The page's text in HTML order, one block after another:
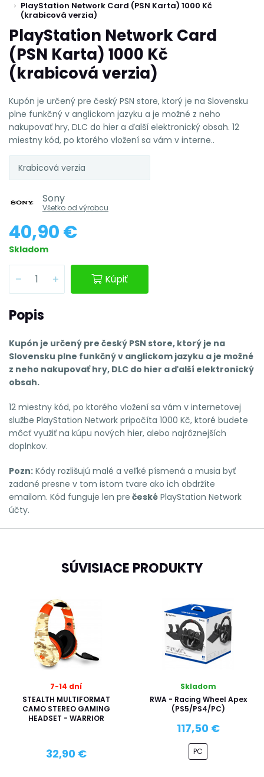
PlayStation Network Card (PSN Karta) 1000 Kč
(krabicová verzia)
PlayStation Network Card
(PSN Karta) 1000 Kč
(krabicová verzia)
Kupón je určený pre český PSN store, ktorý je na Slovensku
plne funkčný v anglickom jazyku a je možné z neho
nakupovať hry, DLC do hier a ďalší elektronický obsah. 12
miestny kód, po ktorého vložení sa vám v interne..
Krabicová verzia
Sony
Všetko od výrobcu
40,90 €
Skladom
Kúpiť
Popis
Kupón je určený pre český PSN store, ktorý je na
Slovensku plne funkčný v anglickom jazyku a je možné
z neho nakupovať hry, DLC do hier a ďalší elektronický
obsah.
12 miestny kód, po ktorého vložení sa vám v internetovej
službe PlayStation Network pripočíta 1000 Kč, ktoré budete
môcť využiť na kúpu nových hier, alebo najrôznejších
doplnkov.
Pozn: Kódy rozlišujú malé a veľké písmená a musia byť
zadané presne v tom istom tvare ako ich obdržíte
emailom. Kód funguje len pre české PlayStation Network
účty.
SÚVISIACE PRODUKTY
7-14 dní
STEALTH MULTIFORMAT
CAMO STEREO GAMING
HEADSET - WARRIOR
32,90 €
Skladom
RWA - Racing Wheel Apex
(PS5/PS4/PC)
117,50 €
PC